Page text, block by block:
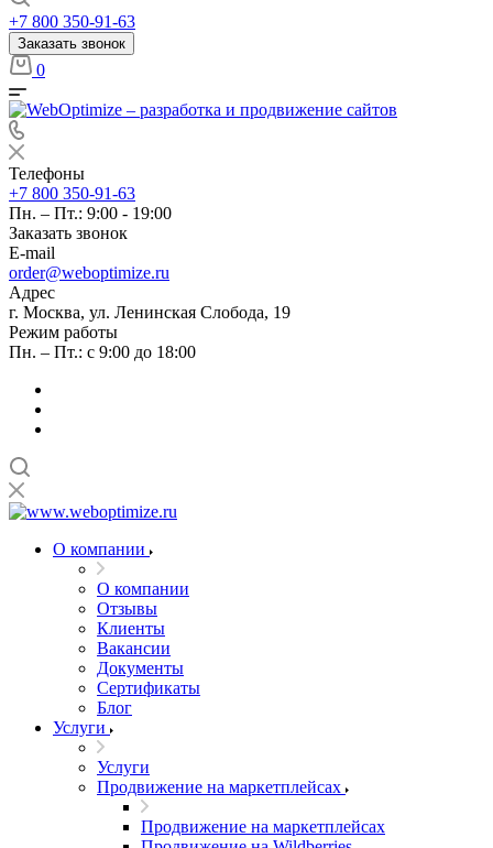
+7 800 350-91-63
Заказать звонок
0
Телефоны
+7 800 350-91-63
Пн. – Пт.: 9:00 - 19:00
Заказать звонок
E-mail
order@weboptimize.ru
Адрес
г. Москва, ул. Ленинская Слобода, 19
Режим работы
Пн. – Пт.: с 9:00 до 18:00
О компании
О компании
Отзывы
Клиенты
Вакансии
Документы
Сертификаты
Блог
Услуги
Услуги
Продвижение на маркетплейсах
Продвижение на маркетплейсах